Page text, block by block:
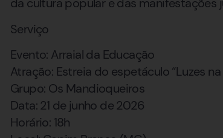
da cultura popular e das manifestações
Serviço
Evento: Arraial da Educação
Atração: Estreia do espetáculo “Luzes
Grupo: Os Mandioqueiros
Data: 21 de junho de 2026
Horário: 18h